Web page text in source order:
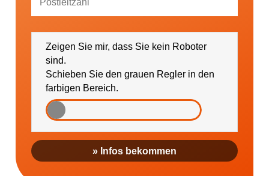
Veranstaltungen sowie regionale Ereignisse (falls
gewünscht bitte PLZ eintragen) informieren darf.
Zeigen Sie mir, dass Sie kein Roboter
sind.
Schieben Sie den grauen Regler in den
farbigen Bereich.
» Infos bekommen